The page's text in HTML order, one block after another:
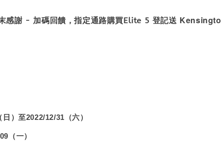
感謝 - 加碼回饋，指定通路購買Elite 5 登記送
）至2022/12/31（六）
09（一）